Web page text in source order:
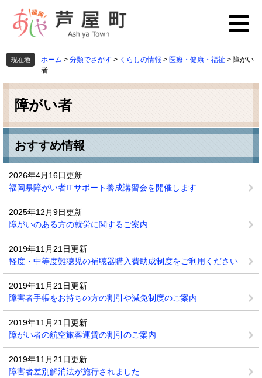
先
頭
を
飛
文
現在地 ホーム > 分類でさがす > くらしの情報 > 医療・健康・福祉 > 障がい
者
本
障がい者
おすすめ情報
2026年4月16日更新
福岡県障がい者ITサポート養成講習会を開催します
2025年12月9日更新
障がいのある方の就労に関するご案内
2019年11月21日更新
軽度・中等度難聴児の補聴器購入費助成制度をご利用ください
2019年11月21日更新
障害者手帳をお持ちの方の割引や減免制度のご案内
2019年11月21日更新
障がい者の航空旅客運賃の割引のご案内
2019年11月21日更新
障害者差別解消法が施行されました